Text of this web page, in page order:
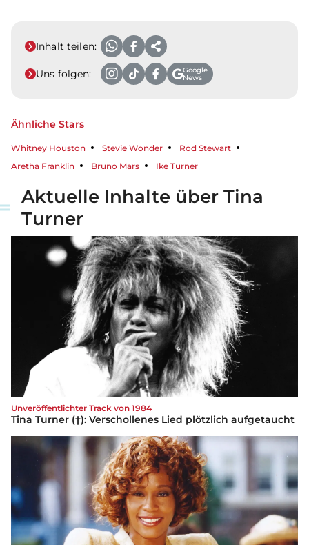
Inhalt teilen:
Uns folgen:
Google
News
Ähnliche Stars
Whitney Houston Stevie Wonder
Rod Stewart
Aretha Franklin
Bruno Mars Ike Turner
Aktuelle Inhalte über Tina
Turner
Unveröffentlichter Track von 1984
Tina Turner (†): Verschollenes Lied plötzlich aufgetaucht